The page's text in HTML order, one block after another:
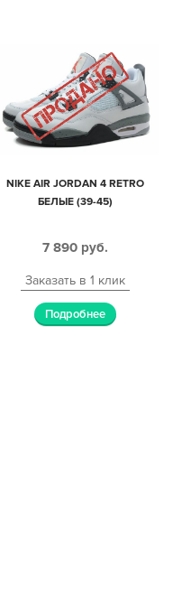
NIKE AIR JORDAN 4 RETRO
БЕЛЫЕ (39-45)
7 890 руб.
Заказать в 1 клик
Подробнее